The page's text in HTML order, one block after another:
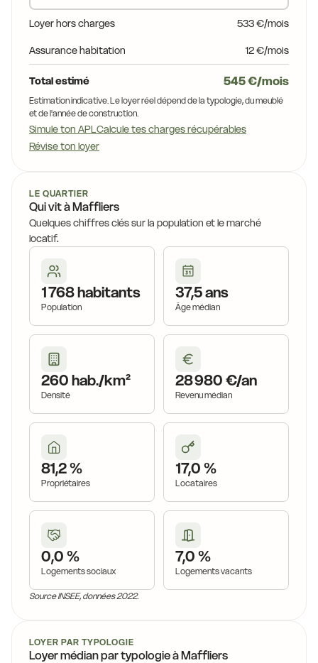
19,4 €
Loyer hors charges 533 €/mois
Assurance habitation 12 €/mois
Total estimé 545 €/mois
Estimation indicative. Le loyer réel dépend de la typologie, du meublé
et de l'année de construction.
Simule ton APLCalcule tes charges récupérables
Révise ton loyer
LE QUARTIER
Qui vit à Maffliers
Quelques chiffres clés sur la population et le marché
locatif.
1 768 habitants
Population
37,5 ans
Âge médian
260 hab./km²
Densité
28 980 €/an
Revenu médian
81,2 %
Propriétaires
17,0 %
Locataires
0,0 %
Logements sociaux
7,0 %
Logements vacants
Source INSEE, données 2022.
LOYER PAR TYPOLOGIE
Loyer médian par typologie à Maffliers